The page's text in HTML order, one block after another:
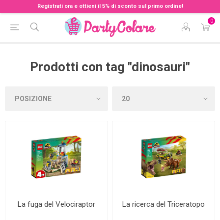
Registrati ora e ottieni il 5% di sconto sul primo ordine!
0
Prodotti con tag "dinosauri"
La fuga del Velociraptor La ricerca del Triceratopo